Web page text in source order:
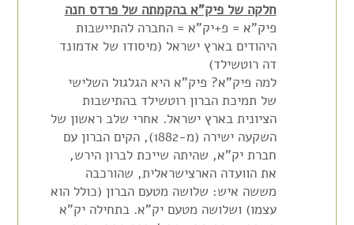
חלקה של פיק"א בהקמתה של פרדס חנה
פיק"א = פ+יק"א = החברה להתיישבות
היהודים בארץ ישראל (מיסודו של אדמונד
דה רוטשילד)
למה פיק"א? פיק"א היא הגלגול השלישי
של תמיכת הברון רוטשילד בהתישבות
הציונית בארץ ישראל. אחרי שלב ראשון של
השקעה ישירה (מ-1882), הקים הברון עם
חברת יק"א, שהיתה שייכת לברון הירש,
את הוועדה הארצישראלית, שהורכבה
מששה איש: שלושה מטעם הברון (כולל הוא
עצמו) ושלושה מטעם יק"א. בתחילה יק"א